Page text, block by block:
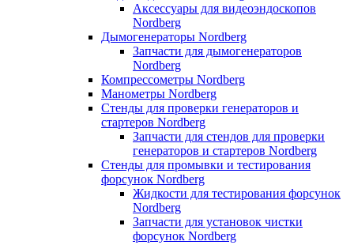
Аксессуары для видеоэндоскопов
Nordberg
Дымогенераторы Nordberg
Запчасти для дымогенераторов
Nordberg
Компрессометры Nordberg
Манометры Nordberg
Стенды для проверки генераторов и
стартеров Nordberg
Запчасти для стендов для проверки
генераторов и стартеров Nordberg
Стенды для промывки и тестирования
форсунок Nordberg
Жидкости для тестирования форсунок
Nordberg
Запчасти для установок чистки
форсунок Nordberg